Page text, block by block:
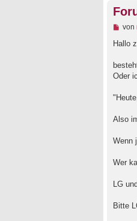
U
g
e
s
n
e
B
i
t
a
von
Hallo
Oder
Also
Wenn
Wer
LG
Bitte